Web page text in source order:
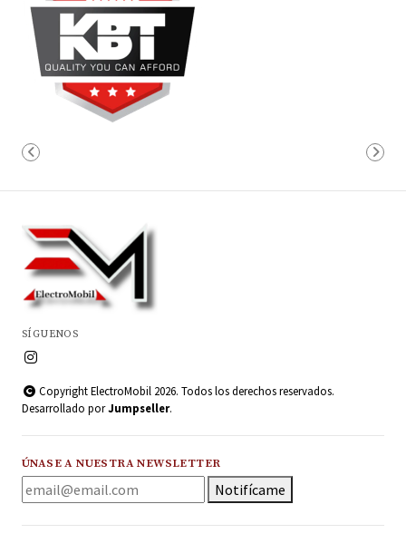
SÍGUENOS
Copyright ElectroMobil 2026. Todos los derechos reservados.
Desarrollado porJumpseller.
ÚNASE A NUESTRA NEWSLETTER
Notifícame